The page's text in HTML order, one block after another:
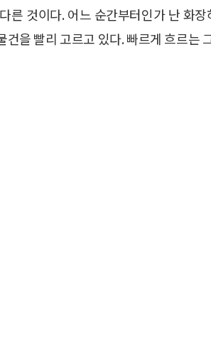
른 것이다. 어느 순간부터인가 난 화
건을 빨리 고르고 있다. 빠르게 흐르는